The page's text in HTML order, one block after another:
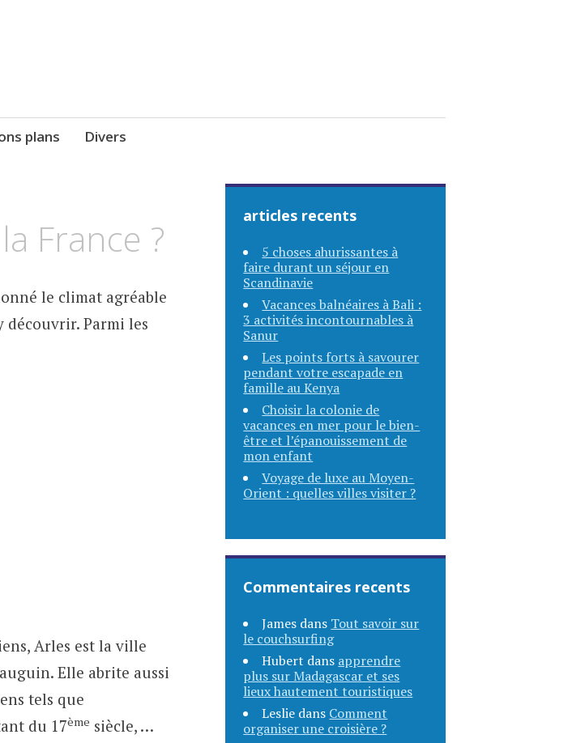
plans Divers
France ?
le climat agréable
découvrir. Parmi les
Arles est la ville
Elle abrite aussi
tels que
du 17ème siècle, …
articles recents
5 choses ahurissantes à
faire durant un séjour en
Scandinavie
Vacances balnéaires à Bali :
3 activités incontournables à
Sanur
Les points forts à savourer
pendant votre escapade en
famille au Kenya
Choisir la colonie de
vacances en mer pour le bien-
être et l’épanouissement de
mon enfant
Voyage de luxe au Moyen-
Orient : quelles villes visiter ?
Commentaires recents
James dans Tout savoir sur
le couchsurfing
Hubert dans apprendre
plus sur Madagascar et ses
lieux hautement touristiques
Leslie dans Comment
organiser une croisière ?